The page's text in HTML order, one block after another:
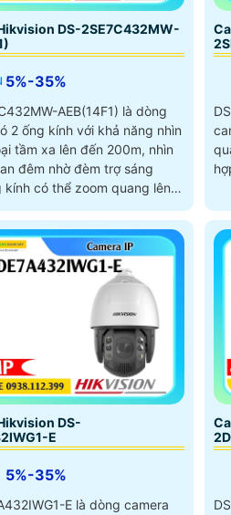
DS-2SE7C432MW-
5%-35%
AEB(14F1) là dòng
2 ống kính với khả năng nhìn
tầm xa lên đến 200m, nhìn
đêm nhờ đèm trợ sáng
kính có thể zoom quang lên
coi hú và đèn cách báo tích
DS-
E
5%-35%
E là dòng camera